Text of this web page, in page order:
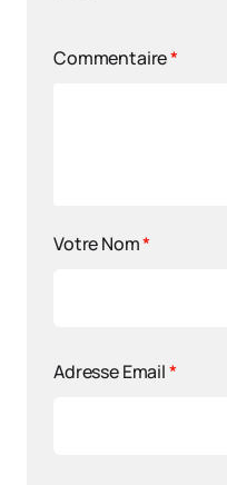
Commentaire*
Votre Nom*
Adresse Email*